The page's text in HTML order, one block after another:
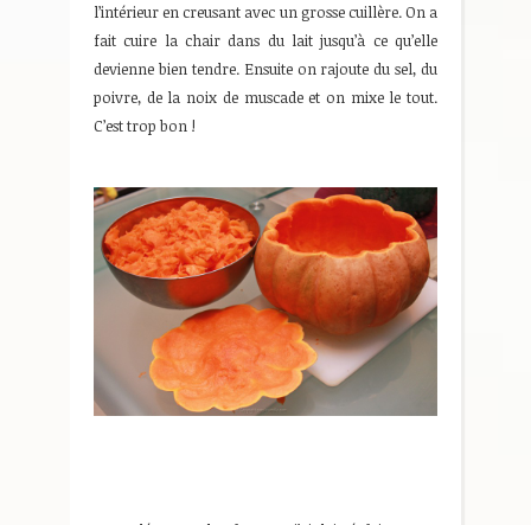
l’intérieur en creusant avec un grosse cuillère. On a
fait cuire la chair dans du lait jusqu’à ce qu’elle
devienne bien tendre. Ensuite on rajoute du sel, du
poivre, de la noix de muscade et on mixe le tout.
C’est trop bon !